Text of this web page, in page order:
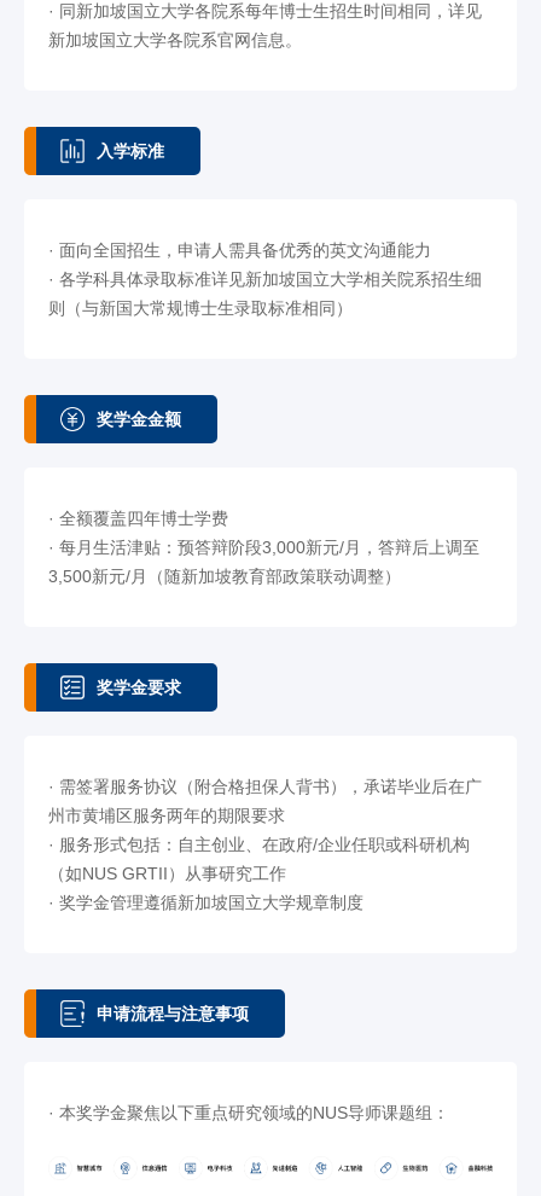
· 同新加坡国立大学各院系每年博士生招生时间相同，详见
新加坡国立大学各院系官网信息。
入学标准
· 面向全国招生，申请人需具备优秀的英文沟通能力
· 各学科具体录取标准详见新加坡国立大学相关院系招生细
则（与新国大常规博士生录取标准相同）
奖学金金额
· 全额覆盖四年博士学费
· 每月生活津贴：预答辩阶段3,000新元/月，答辩后上调至
3,500新元/月（随新加坡教育部政策联动调整）
奖学金要求
· 需签署服务协议（附合格担保人背书），承诺毕业后在广
州市黄埔区服务两年的期限要求
· 服务形式包括：自主创业、在政府/企业任职或科研机构
（如NUS GRTII）从事研究工作
· 奖学金管理遵循新加坡国立大学规章制度
申请流程与注意事项
· 本奖学金聚焦以下重点研究领域的NUS导师课题组：